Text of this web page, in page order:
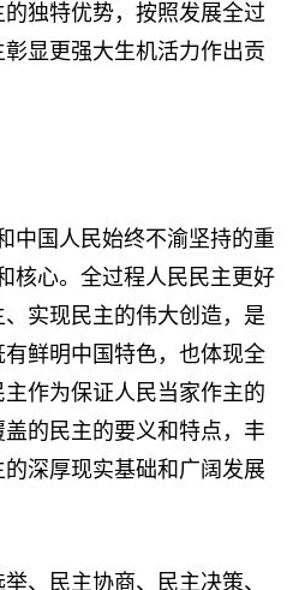
独特优势，按照发展全过
显更强大生机活力作出贡
国人民始终不渝坚持的重
核心。全过程人民民主更好
实现民主的伟大创造，是
鲜明中国特色，也体现全
作为保证人民当家作主的
的民主的要义和特点，丰
深厚现实基础和广阔发展
、民主协商、民主决策、